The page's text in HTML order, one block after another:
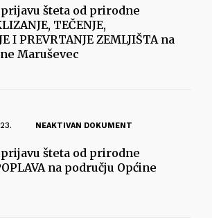
prijavu šteta od prirodne
TEČENJE,
I PREVRTANJE ZEMLJIŠTA na
Maruševec
NEAKTIVAN DOKUMENT
prijavu šteta od prirodne
na području Općine